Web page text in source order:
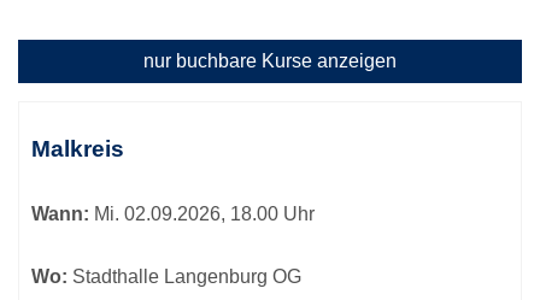
nur buchbare Kurse anzeigen
Tabellenüberschriften
werden.
Malkreis
Wann: Mi. 02.09.2026, 18.00 Uhr
Wo: Stadthalle Langenburg OG